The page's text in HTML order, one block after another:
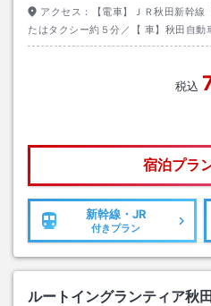
アクセス：
【電車】ＪＲ秋田新幹
たはタクシー約５分／【 車】秋田自
【飛行機】リムジンバスで約45分「
税込
宿泊プラ
新幹線・JR
付きプラン
ルートイングランティア